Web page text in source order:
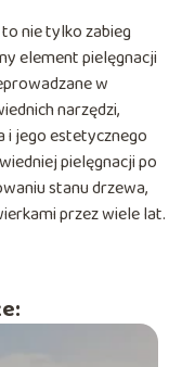
nie tylko zabieg
element pielęgnacji
w
narzędzi,
i jego estetycznego
pielęgnacji po
stanu drzewa,
przez wiele lat.